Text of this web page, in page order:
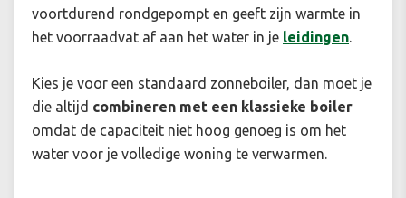
voortdurend rondgepompt en geeft zijn warmte in
het voorraadvat af aan het water in je leidingen.
Kies je voor een standaard zonneboiler, dan moet je
die altijd combineren met een klassieke boiler
omdat de capaciteit niet hoog genoeg is om het
water voor je volledige woning te verwarmen.